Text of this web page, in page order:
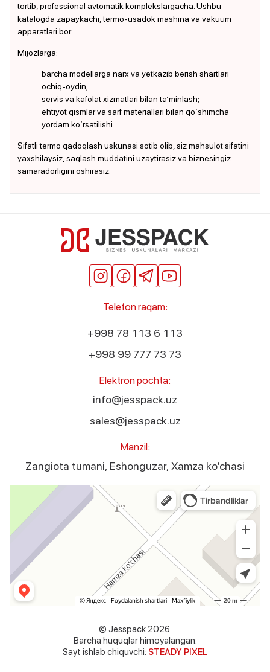
tortib, professional avtomatik komplekslargacha. Ushbu
katalogda zapaykachi, termo-usadok mashina va vakuum
apparatlari bor.
Mijozlarga:
barcha modellarga narx va yetkazib berish shartlari
ochiq-oydin;
servis va kafolat xizmatlari bilan ta’minlash;
ehtiyot qismlar va sarf materiallari bilan qo‘shimcha
yordam ko‘rsatilishi.
Sifatli termo qadoqlash uskunasi sotib olib, siz mahsulot sifatini
yaxshilaysiz, saqlash muddatini uzaytirasiz va biznesingiz
samaradorligini oshirasiz.
Telefon raqam:
+998 78 113 6 113
+998 99 777 73 73
Elektron pochta:
info@jesspack.uz
sales@jesspack.uz
Manzil:
Zangiota tumani, Eshonguzar, Xamza ko‘chasi
Оборудование для лёгкой промышленности в Ташкентской области
© Jesspack 2026.
Barcha huquqlar himoyalangan.
Sayt ishlab chiquvchi: STEADY PIXEL